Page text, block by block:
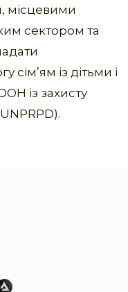
місцевими
сектором та
сім’ям із дітьми і
із захисту